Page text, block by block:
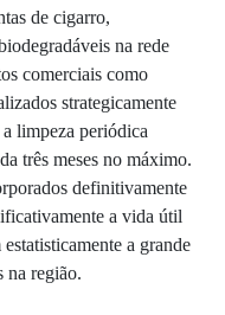
de cigarro,
na rede
comerciais como
strategicamente
limpeza periódica
três meses no máximo.
definitivamente
a vida útil
a grande
na região.